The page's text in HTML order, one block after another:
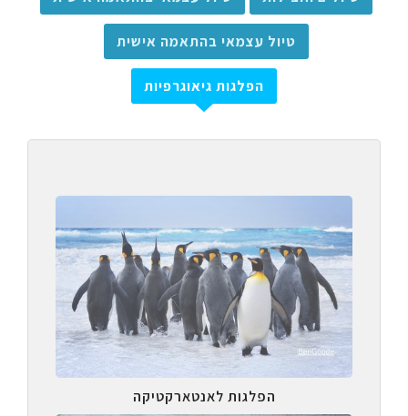
טיול עצמאי בהתאמה אישית
הפלגות גיאוגרפיות
הפלגות לאנטארקטיקה